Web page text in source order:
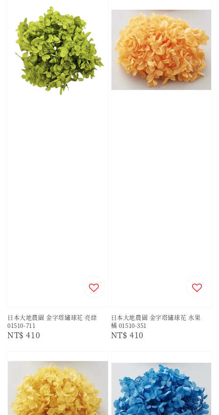
日本大地農園 金字塔繡球花 亮綠
01510-711
Regular
NT$ 410
日本大地農園 金字塔繡球花 水果
橘 01510-351
Regular
NT$ 410